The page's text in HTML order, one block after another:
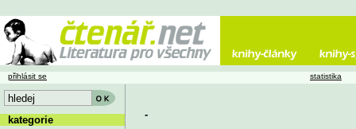
-
přihlásit se statistika
kategorie